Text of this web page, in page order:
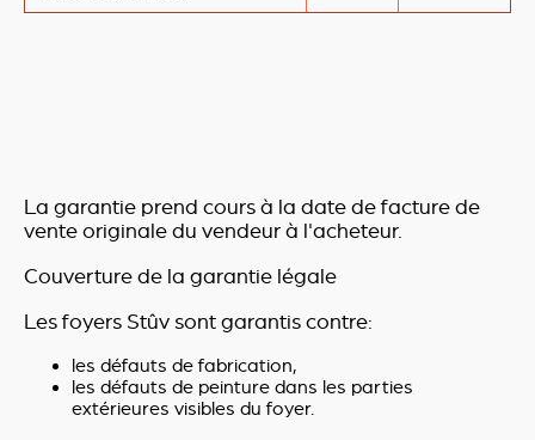
La garantie prend cours à la date de facture de
vente originale du vendeur à l'acheteur.
Couverture de la garantie légale
Les foyers Stûv sont garantis contre:
les défauts de fabrication,
les défauts de peinture dans les parties
extérieures visibles du foyer.